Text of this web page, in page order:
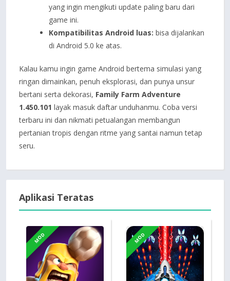
yang ingin mengikuti update paling baru dari
game ini.
Kompatibilitas Android luas: bisa dijalankan
di Android 5.0 ke atas.
Kalau kamu ingin game Android bertema simulasi yang
ringan dimainkan, penuh eksplorasi, dan punya unsur
bertani serta dekorasi, Family Farm Adventure
1.450.101 layak masuk daftar unduhanmu. Coba versi
terbaru ini dan nikmati petualangan membangun
pertanian tropis dengan ritme yang santai namun tetap
seru.
Aplikasi Teratas
MOD MOD